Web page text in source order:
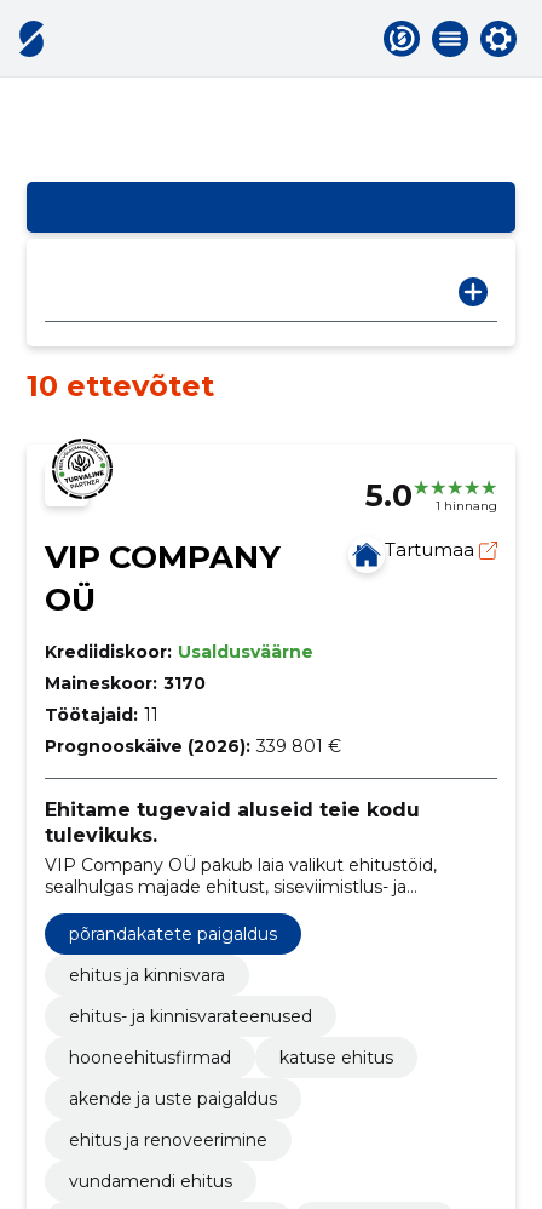
10 ettevõtet
5.0 1 hinnang
VIP COMPANY
OÜ
Tartumaa
Krediidiskoor: Usaldusväärne
Maineskoor: 3170
Töötajaid: 11
Prognooskäive (2026): 339 801 €
Ehitame tugevaid aluseid teie kodu
tulevikuks.
VIP Company OÜ pakub laia valikut ehitustöid,
sealhulgas majade ehitust, siseviimistlus- ja
remonditöid. Samuti teostame betoonitöid ja
fassaadide soojustamist, et tagada klientide rahulolu
ja tööde kõrge kvaliteet.
põrandakatete paigaldus
ehitus ja kinnisvara
ehitus- ja kinnisvarateenused
hooneehitusfirmad
katuse ehitus
akende ja uste paigaldus
ehitus ja renoveerimine
vundamendi ehitus